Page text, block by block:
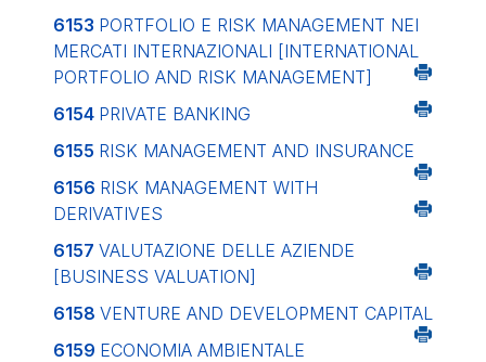
6153 PORTFOLIO E RISK MANAGEMENT NEI
MERCATI INTERNAZIONALI [INTERNATIONAL
PORTFOLIO AND RISK MANAGEMENT]
6154 PRIVATE BANKING
6155 RISK MANAGEMENT AND INSURANCE
6156 RISK MANAGEMENT WITH
DERIVATIVES
6157 VALUTAZIONE DELLE AZIENDE
[BUSINESS VALUATION]
6158 VENTURE AND DEVELOPMENT CAPITAL
6159 ECONOMIA AMBIENTALE